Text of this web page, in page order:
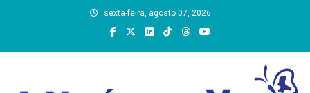
sexta-feira, agosto 07, 2026